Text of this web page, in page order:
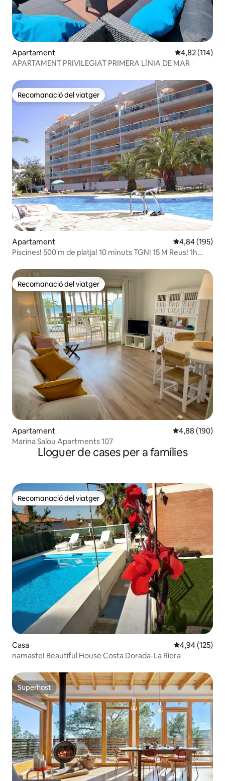
Apartament 4,82 de
4,82 (114)
APARTAMENT PRIVILEGIAT PRIMERA LÍNIA DE MAR
Recomanació del viatger
Recomanació del viatger
Apartament 4,84 de
4,84 (195)
Piscines! 500 m de platja! 10 minuts TGN! 15 M Reus! 1h
Recomanació del viatger
Recomanació del viatger
Apartament 4,88 de
4,88 (190)
Marina Salou Apartments 107
Lloguer de cases per a famílies
Recomanació del viatger
Recomanació del viatger
Casa 4,94 de
4,94 (125)
namaste! Beautiful House Costa Dorada-La Riera
Superhost
Superhost